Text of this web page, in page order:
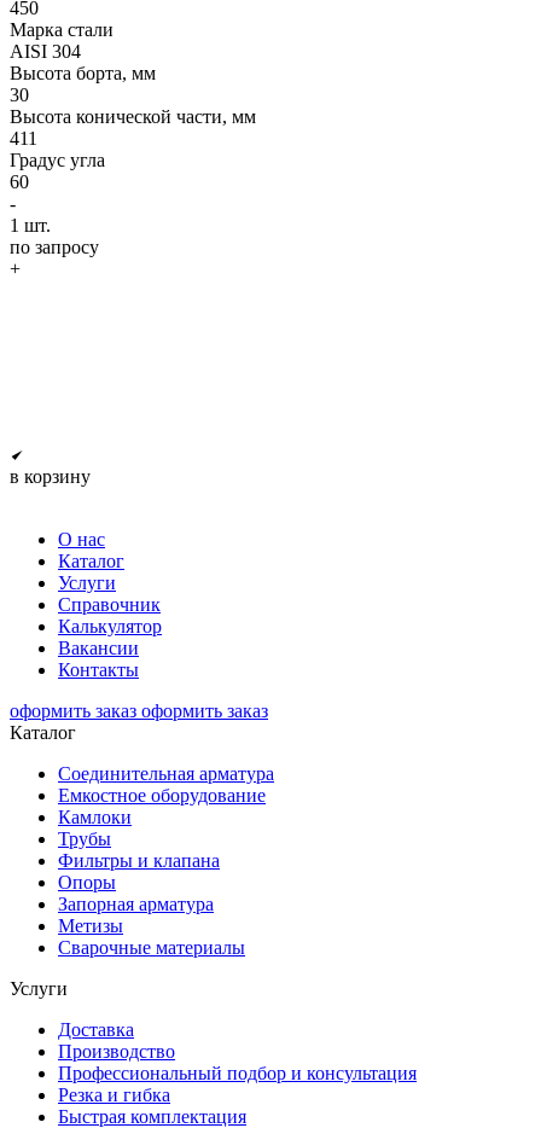
450
Марка стали
AISI 304
Высота борта, мм
30
Высота конической части, мм
411
Градус угла
60
-
1 шт.
по запросу
+
в корзину
О нас
Каталог
Услуги
Справочник
Калькулятор
Вакансии
Контакты
оформить заказ оформить заказ
Каталог
Соединительная арматура
Емкостное оборудование
Камлоки
Трубы
Фильтры и клапана
Опоры
Запорная арматура
Метизы
Сварочные материалы
Услуги
Доставка
Производство
Профессиональный подбор и консультация
Резка и гибка
Быстрая комплектация